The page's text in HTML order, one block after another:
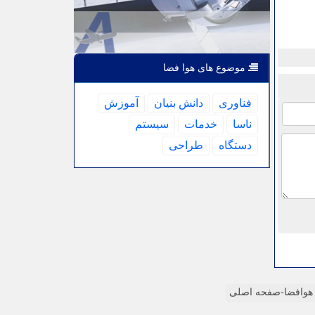
موضوع های هوا فضا
فناوری دانش بنیان
آموزش
ناسا
خدمات
سیستم
دستگاه
طراحی
هوافضا-صفحه اصلی